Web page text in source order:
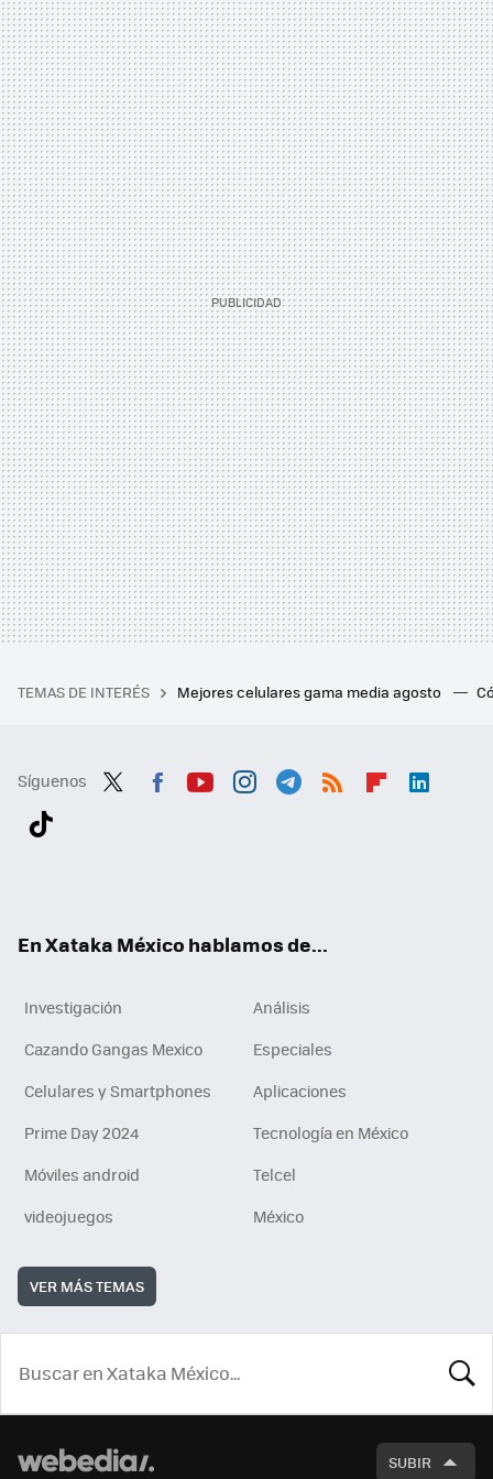
TEMAS DE INTERÉS Mejores celulares gama media agosto
Síguenos
En Xataka México hablamos de...
Investigación
Análisis
Cazando Gangas Mexico
Especiales
Celulares y Smartphones
Aplicaciones
Prime Day 2024
Tecnología en México
Móviles android
Telcel
videojuegos
México
VER MÁS TEMAS
SUBIR